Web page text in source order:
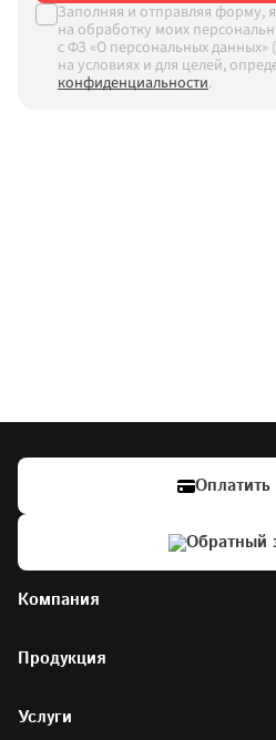
Заполняя и отправляя форму,
на обработку моих
с ФЗ «О персональных
на условиях и для целей,
конфиденциальности.
Оплатить
Обратный
Компания
Наше производство
Контакты
Продукция
Пластиковые окна РЕХАУ
Услуги